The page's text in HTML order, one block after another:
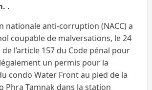
.
nationale anti-corruption (NACC) a
coupable de malversations, le 24
l’article 157 du Code pénal pour
un permis pour la
condo Water Front au pied de la
Phra Tamnak dans la station